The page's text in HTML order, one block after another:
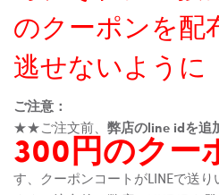
のクーポンを配
逃せないように
ご注意：
★★ご注文前、 弊店のline idを追
300円のクー
す、クーポンコートがLINEで送り